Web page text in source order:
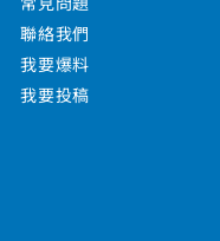
常見問題
聯絡我們
我要爆料
我要投稿